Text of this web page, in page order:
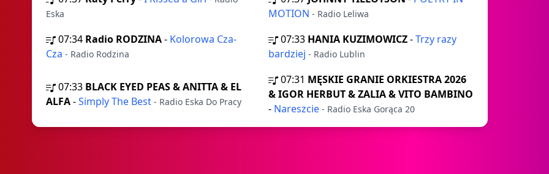
Eska
MOTION - Radio Leliwa
07:34 Radio RODZINA- Kolorowa Cza-
Cza - Radio Rodzina
07:33 HANIA KUZIMOWICZ-Trzy razy
bardziej - Radio Lublin
07:33 BLACK EYED PEAS & ANITTA & EL
ALFA-Simply The Best - Radio Eska Do Pracy
07:31 MĘSKIE GRANIE ORKIESTRA 2026
& IGOR HERBUT & ZALIA & VITO BAMBINO
- Nareszcie - Radio Eska Gorąca 20